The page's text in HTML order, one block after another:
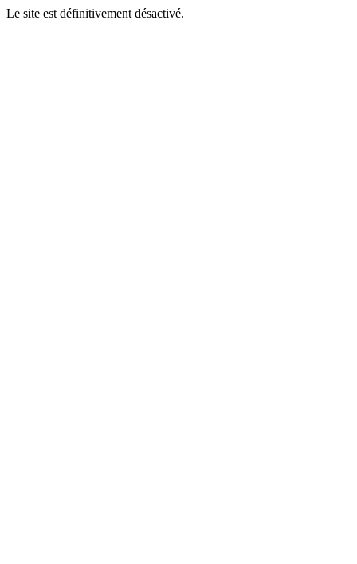
Le site est définitivement désactivé.